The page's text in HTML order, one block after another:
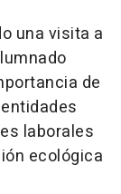
una visita a
de
laborales
ecológica